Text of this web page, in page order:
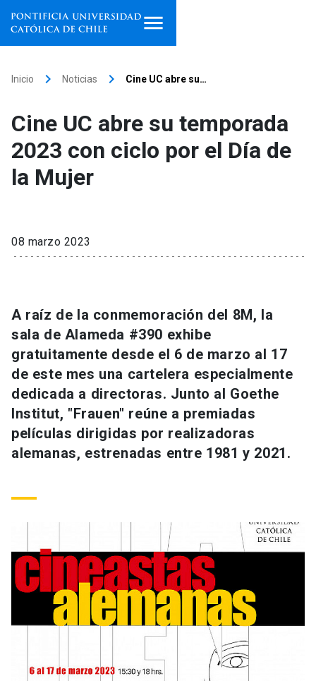
Facultades, escuelas e
institutos
Investigación
Extensión
Universidad
Información para keyboard_arrow_down
Futuros estudiantes
Estudiantes
Personal
Padres y familia
launch
Go to english site launch
ACCESOS DIRECTOS
Admisión launch
Correo UC
Mi Portal UC launch
Medios Biblioteca launch
Donaciones launch
Inicio keyboard_arrow_right Noticias keyboard_arrow_right Cine UC abre su…
Cine UC abre su temporada
2023 con ciclo por el Día de
la Mujer
08 marzo 2023
A raíz de la conmemoración del 8M, la
sala de Alameda #390 exhibe
gratuitamente desde el 6 de marzo al 17
de este mes una cartelera especialmente
dedicada a directoras. Junto al Goethe
Institut, "Frauen" reúne a premiadas
películas dirigidas por realizadoras
alemanas, estrenadas entre 1981 y 2021.